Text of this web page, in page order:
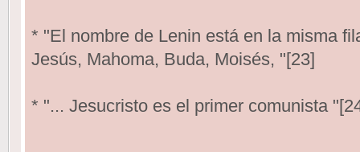
* "El nombre de Lenin está en la misma
Jesús, Mahoma, Buda, Moisés, "[23]
* "... Jesucristo es el primer comunista